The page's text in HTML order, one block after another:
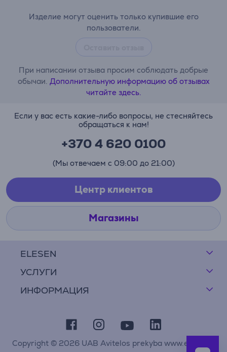
Изделие могут оценить только купившие его
пользователи.
При написании отзыва просим соблюдать добрые
обычаи. Дополнительную информацию об отзывах
читайте здесь.
ELESEN
УСЛУГИ
ИНФОРМАЦИЯ
Если у вас есть какие-либо вопросы, не стесняйтесь
обращаться к нам!
+370 4 620 0100
(Мы отвечаем с 09:00 до 21:00)
Центр клиентов
Магазины
Copyright © 2026 UAB Avitelos prekyba www.elesen.lt